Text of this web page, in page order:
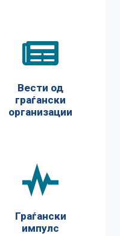
Вести од
граѓански
организации
Граѓански
импулс